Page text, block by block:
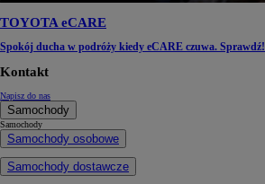
TOYOTA eCARE
Spokój ducha w podróży kiedy eCARE czuwa. Sprawdź!
Kontakt
Napisz do nas
Samochody
Samochody
Samochody osobowe
Samochody dostawcze